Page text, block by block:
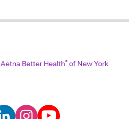
Aetna Better Health®of New York